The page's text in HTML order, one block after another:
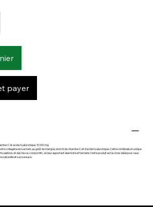
payer
C et acide hyaluronique, 10 000 mg.
collagène en sachets au goût de mangue, enrichi de vitamine C et d’acide hyaluronique. Cette combinaison unique
et des tissus conjonctifs, en leur apportant élasticité et fermeté. Notre produit est le choix idéal pour ceux
naturelle et savoureuse.